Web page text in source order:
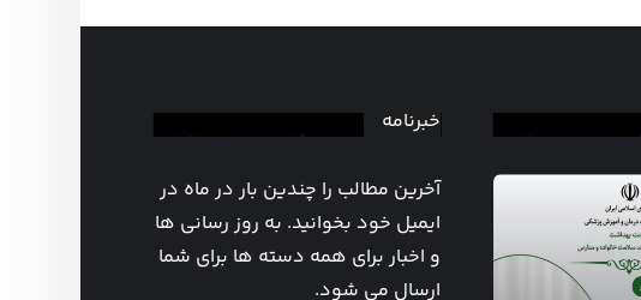
خبرنامه
آخرین مطالب را چندین بار در ماه در
ایمیل خود بخوانید. به روز رسانی ها
و اخبار برای همه دسته ها برای شما
ارسال می شود.